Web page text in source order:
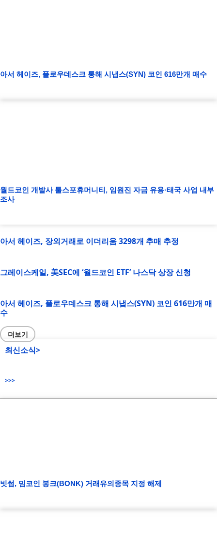
아서 헤이즈, 플로우데스크 통해 시냅스(SYN) 코인 616만개 매수
월드코인 개발사 툴스포휴머니티, 임원진 자금 유용·태국 사업 내부
조사
아서 헤이즈, 장외거래로 이더리움 3298개 추매 추정
그레이스케일, 美SEC에 ‘월드코인 ETF’ 나스닥 상장 신청
아서 헤이즈, 플로우데스크 통해 시냅스(SYN) 코인 616만개 매
수
더보기
최신소식>
>>>
빗썸, 밈코인 봉크(BONK) 거래유의종목 지정 해제